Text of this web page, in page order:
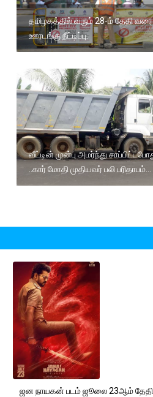
தமிழகத்தில் வரும் 28-ம் தேதி வரை
ஊரடங்கு நீட்டிப்பு.
வீட்டின் முன்பு அமர்ந்து
..கார் மோதி முதியவர் பலி பரிதாபம்...
ஜன நாயகன் படம் ஜூலை 23ஆம்